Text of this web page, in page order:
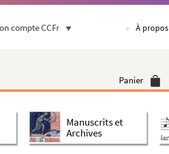
compte CCFr À propos
Panier
Manuscrits et
Archives